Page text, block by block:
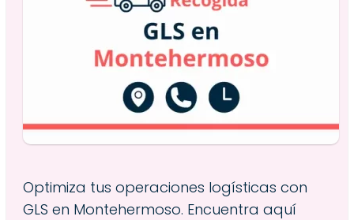
Optimiza tus operaciones logísticas con
GLS en Montehermoso. Encuentra aquí